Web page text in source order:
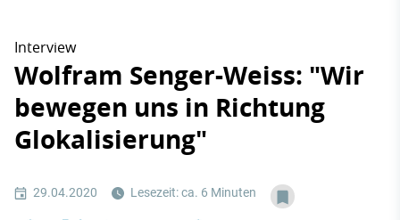
Interview
Wolfram Senger-Weiss: "Wir
bewegen uns in Richtung
Glokalisierung"
29.04.2020 Lesezeit: ca. 6 Minuten